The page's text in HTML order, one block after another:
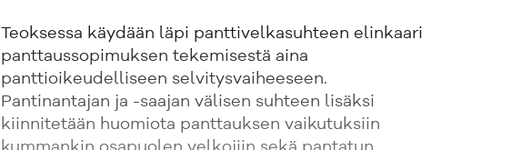
Teoksessa käydään läpi panttivelkasuhteen elinkaari
panttaussopimuksen tekemisestä aina
panttioikeudelliseen selvitysvaiheeseen.
Pantinantajan ja -saajan välisen suhteen lisäksi
kiinnitetään huomiota panttauksen vaikutuksiin